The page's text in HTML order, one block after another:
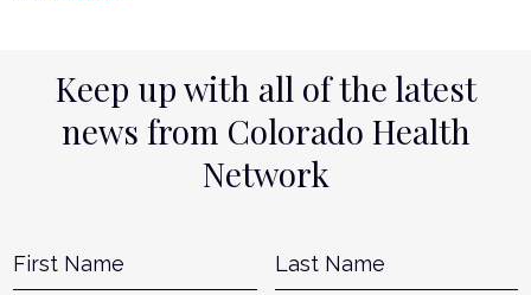
Keep up with all of the latest
news from Colorado Health
Network